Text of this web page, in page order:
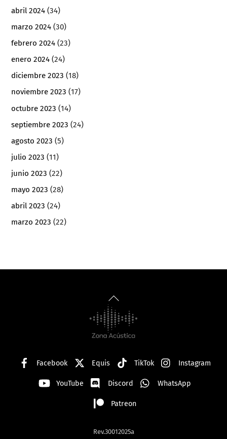
abril 2024 (34)
marzo 2024 (30)
febrero 2024 (23)
enero 2024 (24)
diciembre 2023 (18)
noviembre 2023 (17)
octubre 2023 (14)
septiembre 2023 (24)
agosto 2023 (5)
julio 2023 (11)
junio 2023 (22)
mayo 2023 (28)
abril 2023 (24)
marzo 2023 (22)
Back
To
Top
Facebook Equis TikTok Instagram
YouTube Discord WhatsApp
Patreon
Rev.30012025a